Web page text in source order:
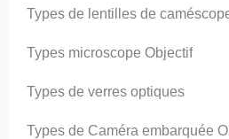
Types de lentilles de
Types microscope Objectif
Types de verres optiques
Types de Caméra embarquée